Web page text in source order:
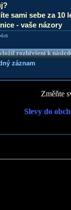
sami sebe za 10
- vaše názory
rozhřešení k
záznam
Změňte
Slevy do